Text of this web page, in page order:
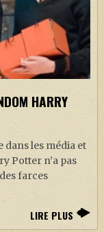
HARRY
les média et
Potter n’a pas
farces
LIRE PLUS